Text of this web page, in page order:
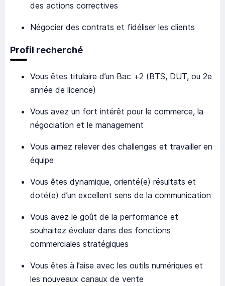
des actions correctives
Négocier des contrats et fidéliser les clients
Profil recherché
Vous êtes titulaire d’un Bac +2 (BTS, DUT, ou 2e
année de licence)
Vous avez un fort intérêt pour le commerce, la
négociation et le management
Vous aimez relever des challenges et travailler en
équipe
Vous êtes dynamique, orienté(e) résultats et
doté(e) d’un excellent sens de la communication
Vous avez le goût de la performance et
souhaitez évoluer dans des fonctions
commerciales stratégiques
Vous êtes à l’aise avec les outils numériques et
les nouveaux canaux de vente